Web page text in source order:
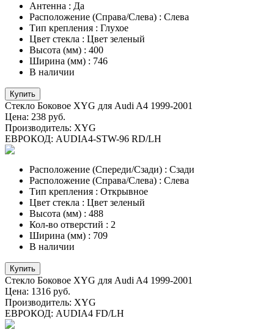
Антенна : Да
Расположение (Справа/Слева) : Слева
Тип крепления : Глухое
Цвет стекла : Цвет зеленый
Высота (мм) : 400
Ширина (мм) : 746
В наличии
Купить
Стекло Боковое XYG для Audi A4 1999-2001
Цена: 238 руб.
Производитель: XYG
ЕВРОКОД: AUDIA4-STW-96 RD/LH
Расположение (Спереди/Сзади) : Сзади
Расположение (Справа/Слева) : Слева
Тип крепления : Открывное
Цвет стекла : Цвет зеленый
Высота (мм) : 488
Кол-во отверстий : 2
Ширина (мм) : 709
В наличии
Купить
Стекло Боковое XYG для Audi A4 1999-2001
Цена: 1316 руб.
Производитель: XYG
ЕВРОКОД: AUDIA4 FD/LH